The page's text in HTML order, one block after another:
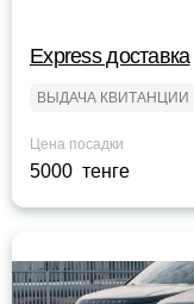
Express доставка
ВЫДАЧА КВИТАНЦИИ
Цена посадки
5000 тенге